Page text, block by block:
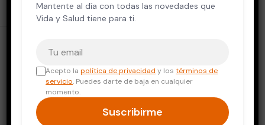
Mantente al día con todas las novedades que
Vida y Salud tiene para ti.
Acepto lapolítica de privacidad y lostérminos de
servicio. Puedes darte de baja en cualquier
momento.
Suscribirme